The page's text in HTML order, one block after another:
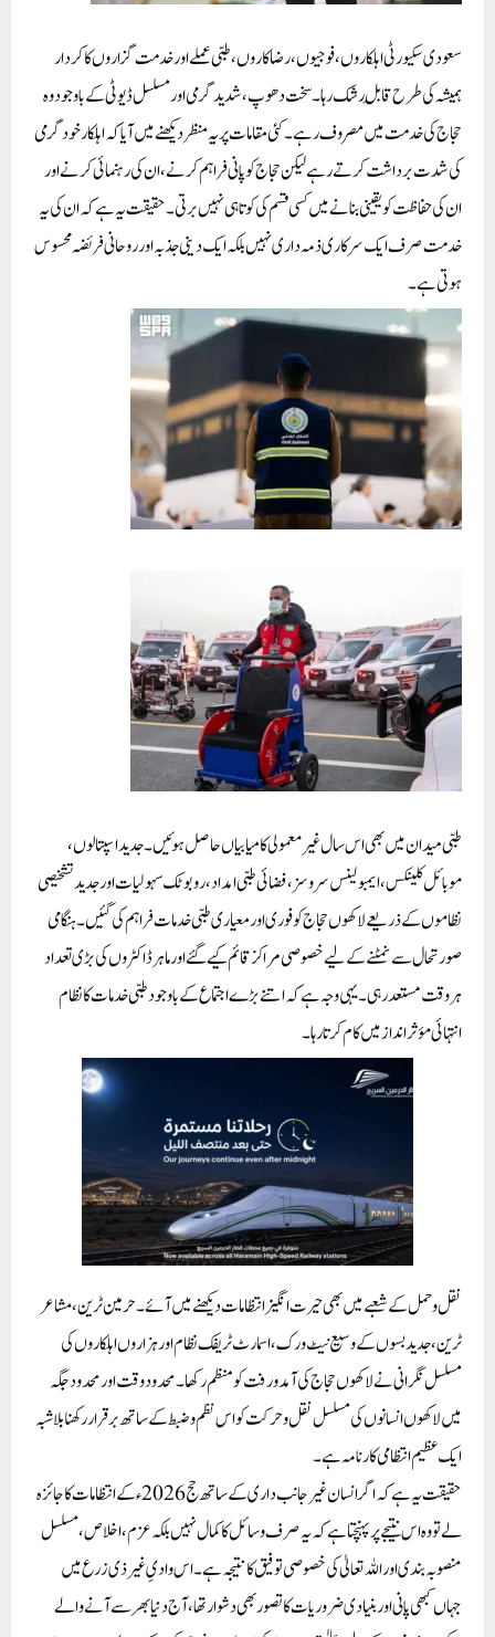
سعودی سکیورٹی اہلکاروں، فوجیوں، رضاکاروں، طبی عملے اور خدمت گزاروں کا کردار
ہمیشہ کی طرح قابلِ رشک رہا۔ سخت دھوپ، شدید گرمی اور مسلسل ڈیوٹی کے باوجود وہ
حجاج کی خدمت میں مصروف رہے۔ کئی مقامات پر یہ منظر دیکھنے میں آیا کہ اہلکار خود گرمی
کی شدت برداشت کرتے رہے لیکن حجاج کو پانی فراہم کرنے، ان کی رہنمائی کرنے اور
ان کی حفاظت کو یقینی بنانے میں کسی قسم کی کوتاہی نہیں برتی۔ حقیقت یہ ہے کہ ان کی یہ
خدمت صرف ایک سرکاری ذمہ داری نہیں بلکہ ایک دینی جذبہ اور روحانی فریضہ محسوس
ہوتی ہے۔
طبی میدان میں بھی اس سال غیر معمولی کامیابیاں حاصل ہوئیں۔ جدید اسپتالوں،
موبائل کلینکس، ایمبولینس سروسز، فضائی طبی امداد، روبوٹک سہولیات اور جدید تشخیصی
نظاموں کے ذریعے لاکھوں حجاج کو فوری اور معیاری طبی خدمات فراہم کی گئیں۔ ہنگامی
صورتحال سے نمٹنے کے لیے خصوصی مراکز قائم کیے گئے اور ماہر ڈاکٹروں کی بڑی تعداد
ہر وقت مستعد رہی۔ یہی وجہ ہے کہ اتنے بڑے اجتماع کے باوجود طبی خدمات کا نظام
انتہائی مؤثر انداز میں کام کرتا رہا۔
نقل و حمل کے شعبے میں بھی حیرت انگیز انتظامات دیکھنے میں آئے۔ حرمین ٹرین، مشاعر
ٹرین، جدید بسوں کے وسیع نیٹ ورک، اسمارٹ ٹریفک نظام اور ہزاروں اہلکاروں کی
مسلسل نگرانی نے لاکھوں حجاج کی آمد و رفت کو منظم رکھا۔ محدود وقت اور محدود جگہ
میں لاکھوں انسانوں کی مسلسل نقل و حرکت کو اس نظم و ضبط کے ساتھ برقرار رکھنا بلاشبہ
ایک عظیم انتظامی کارنامہ ہے۔
حقیقت یہ ہے کہ اگر انسان غیر جانب داری کے ساتھ حج 2026ء کے انتظامات کا جائزہ
لے تو وہ اس نتیجے پر پہنچتا ہے کہ یہ صرف وسائل کا کمال نہیں بلکہ عزم، اخلاص، مسلسل
منصوبہ بندی اور اللہ تعالیٰ کی خصوصی توفیق کا نتیجہ ہے۔ اس وادیِ غیر ذی زرع میں
جہاں کبھی پانی اور بنیادی ضروریات کا تصور بھی دشوار تھا، آج دنیا بھر سے آنے والے